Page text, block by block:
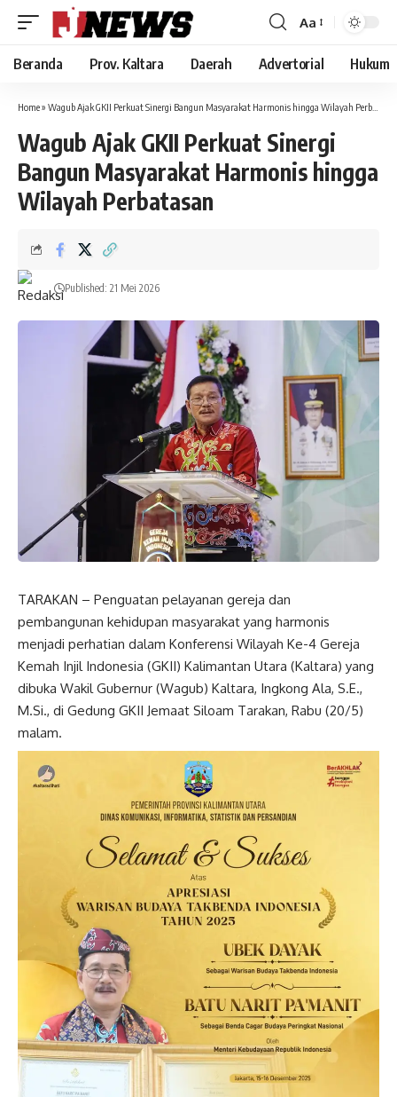
Font
Resizer
Aa
Beranda Prov. Kaltara Daerah Advertorial Hukum
Home» Wagub Ajak GKII Perkuat Sinergi Bangun Masyarakat Harmonis hingga Wilayah Perbatasan
Wagub Ajak GKII Perkuat Sinergi
Bangun Masyarakat Harmonis hingga
Wilayah Perbatasan
Published: 21 Mei 2026
TARAKAN – Penguatan pelayanan gereja dan
pembangunan kehidupan masyarakat yang harmonis
menjadi perhatian dalam Konferensi Wilayah Ke-4 Gereja
Kemah Injil Indonesia (GKII) Kalimantan Utara (Kaltara) yang
dibuka Wakil Gubernur (Wagub) Kaltara, Ingkong Ala, S.E.,
M.Si., di Gedung GKII Jemaat Siloam Tarakan, Rabu (20/5)
malam.